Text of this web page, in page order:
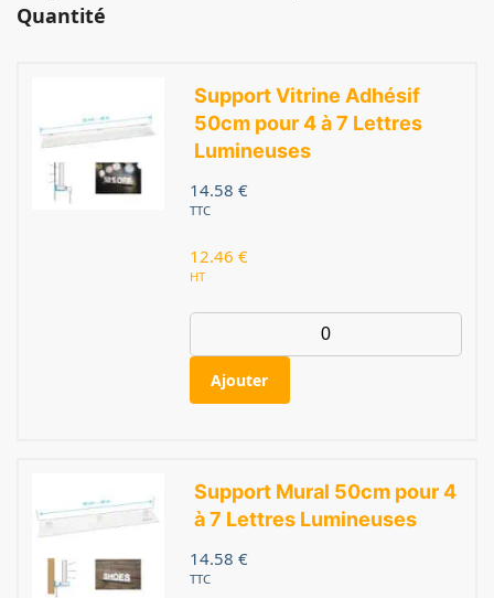
Quantité
Support Vitrine Adhésif
50cm pour 4 à 7 Lettres
Lumineuses
14.58 €
TTC
12.46 €
HT
Ajouter
Support Mural 50cm pour 4
à 7 Lettres Lumineuses
14.58 €
TTC